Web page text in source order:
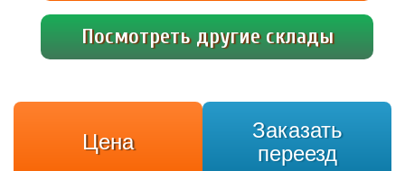
(Лесопрковая), рядом МКАД и Варшавское […]
Посмотреть другие склады
Цена
Заказать
переезд